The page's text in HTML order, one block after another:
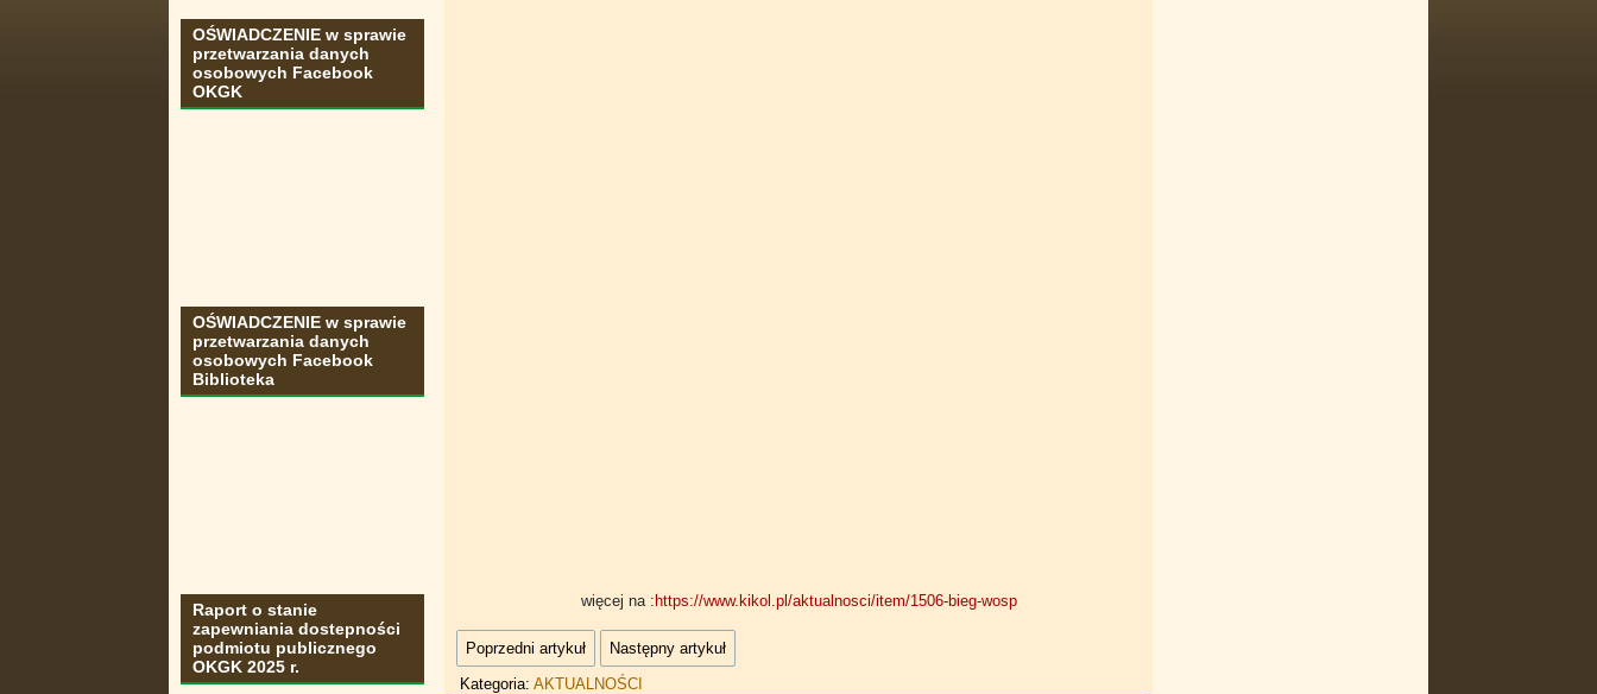
OŚWIADCZENIE w sprawie
przetwarzania danych
osobowych Facebook
OKGK
OŚWIADCZENIE w sprawie
przetwarzania danych
osobowych Facebook
Biblioteka
Raport o stanie
zapewniania dostepności
podmiotu publicznego
OKGK 2025 r.
więcej na : https://www.kikol.pl/aktualnosci/item/1506-bieg-wosp
Poprzedni artykuł
Następny artykuł
Kategoria: AKTUALNOŚCI